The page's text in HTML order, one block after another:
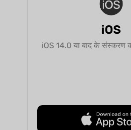
iOS
iOS 14.0 या बाद के संस्करण
मुफ्त